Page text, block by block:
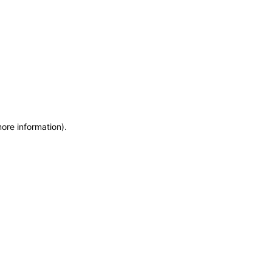
information).